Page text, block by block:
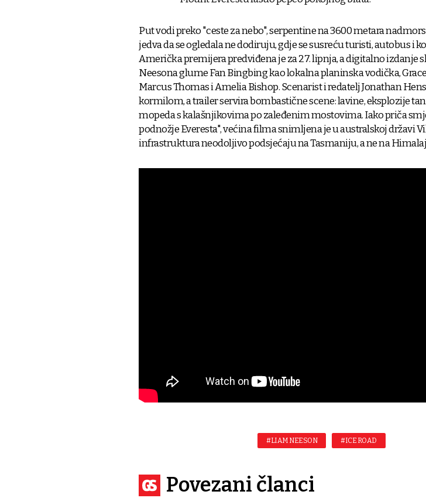
Put vodi preko "ceste za nebo", serpentine na 3600 metara
jedva da se ogledala ne dodiruju, gdje se susreću turisti, autobus i
Američka premijera predviđena je za 27. lipnja, a digitalno izdanje
Neesona glume Fan Bingbing kao lokalna planinska vodička,
Marcus Thomas i Amelia Bishop. Scenarist i redatelj Jonathan
kormilom, a trailer servira bombastične scene: lavine, eksplozije
mopeda s kalašnjikovima po zaleđenim mostovima. Iako priča
podnožje Everesta", većina filma snimljena je u australskoj državi
infrastruktura neodoljivo podsjećaju na Tasmaniju, a ne na
#LIAM NEESON #ICE ROAD
Povezani članci